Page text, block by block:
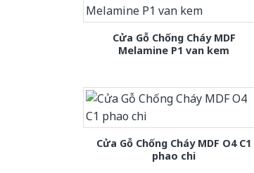
Cửa Gỗ Chống Cháy MDF
Melamine P1 van kem
Cửa Gỗ Chống Cháy MDF O4 C1
phao chi